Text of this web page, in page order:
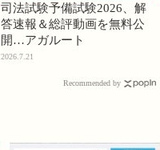
司法試験予備試験2026、解
答速報＆総評動画を無料公
開…アガルート
2026.7.21
Recommended by